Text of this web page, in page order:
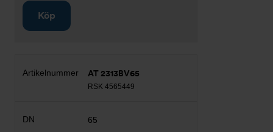
Köp
AT 2313BV65
RSK 4565449
65